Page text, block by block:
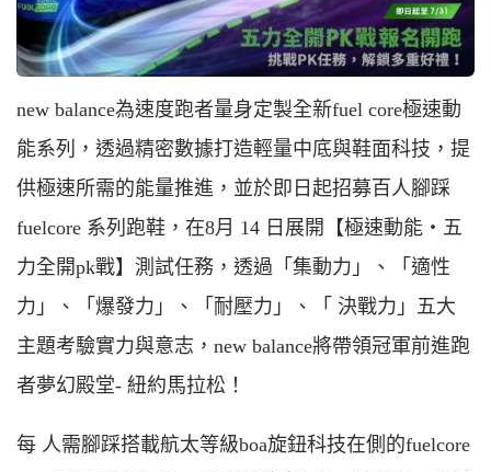
new balance為速度跑者量身定製全新fuel core極速動
能系列，透過精密數據打造輕量中底與鞋面科技，提
供極速所需的能量推進，並於即日起招募百人腳踩
fuelcore 系列跑鞋，在8月 14 日展開【極速動能‧五
力全開pk戰】測試任務，透過「集動力」、「適性
力」、「爆發力」、「耐壓力」、「 決戰力」五大
主題考驗實力與意志，new balance將帶領冠軍前進跑
者夢幻殿堂- 紐約馬拉松！
每 人需腳踩搭載航太等級boa旋鈕科技在側的fuelcore